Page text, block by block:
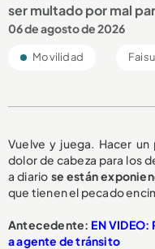
ser multado por mal
06 de agosto de 2026
Movilidad
Vuelve y juega. Hacer
dolor de cabeza para los
a diario se están
que tienen el pecado
Antecedente: EN
a agente de tránsito